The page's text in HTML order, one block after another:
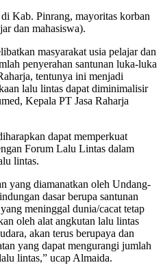
Kab. Pinrang, mayoritas korban
dan mahasiswa).
masyarakat usia pelajar dan
penyerahan santunan luka-luka
tentunya ini menjadi
lalu lintas dapat diminimalisir
Kepala PT Jasa Raharja
dapat memperkuat
Forum Lalu Lintas dalam
lintas.
yang diamanatkan oleh Undang-
dasar berupa santunan
meninggal dunia/cacat tetap
oleh alat angkutan lalu lintas
akan terus berupaya dan
yang dapat mengurangi jumlah
lintas,” ucap Almaida.